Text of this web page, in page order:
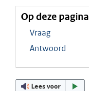
Op deze pagina
Vraag
Antwoord
Lees voor